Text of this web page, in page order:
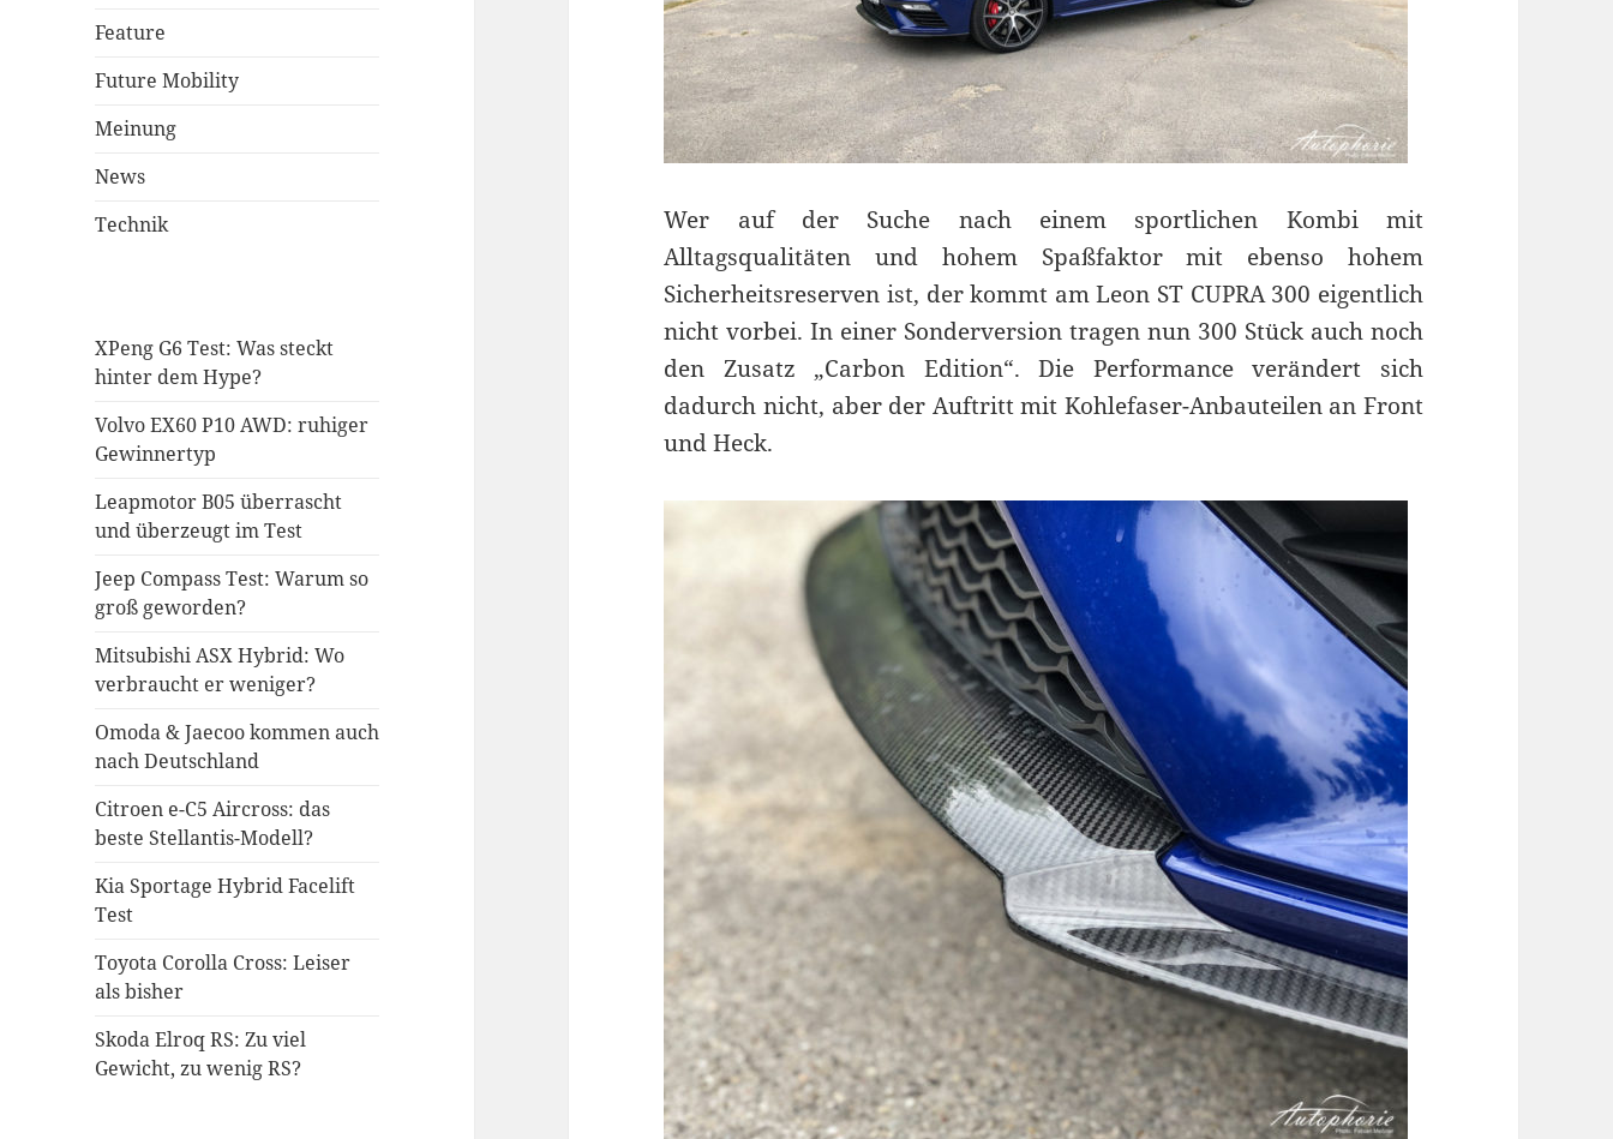
Feature
Future Mobility
Meinung
News
Technik
XPeng G6 Test: Was steckt
hinter dem Hype?
Volvo EX60 P10 AWD: ruhiger
Gewinnertyp
Leapmotor B05 überrascht
und überzeugt im Test
Jeep Compass Test: Warum so
groß geworden?
Mitsubishi ASX Hybrid: Wo
verbraucht er weniger?
Omoda & Jaecoo kommen auch
nach Deutschland
Citroen e-C5 Aircross: das
beste Stellantis-Modell?
Kia Sportage Hybrid Facelift
Test
Toyota Corolla Cross: Leiser
als bisher
Skoda Elroq RS: Zu viel
Gewicht, zu wenig RS?
Wer auf der Suche nach einem sportlichen Kombi mit
Alltagsqualitäten und hohem Spaßfaktor mit ebenso hohem
Sicherheitsreserven ist, der kommt am Leon ST CUPRA 300 eigentlich
nicht vorbei. In einer Sonderversion tragen nun 300 Stück auch noch
den Zusatz „Carbon Edition“. Die Performance verändert sich
dadurch nicht, aber der Auftritt mit Kohlefaser-Anbauteilen an Front
und Heck.